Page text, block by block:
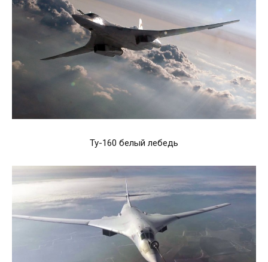
Ту-160 белый лебедь